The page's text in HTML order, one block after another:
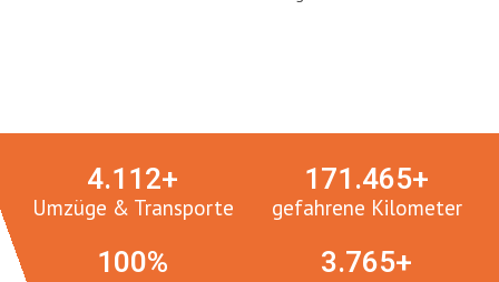
Umzüge & Transporte
4.112+
gefahrene Kilometer
171.465+
100% 3.765+